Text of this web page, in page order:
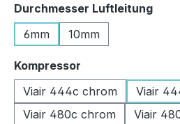
Durchmesser Luftleitung
6mm
10mm
Kompressor
Viair 444c chrom
Viair
Viair 480c chrom
Viair